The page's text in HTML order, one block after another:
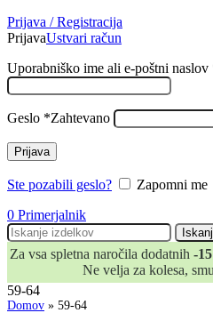
Prijava / Registracija
PrijavaUstvari račun
Uporabniško ime ali e-poštni naslov
Geslo *Zahtevano
Prijava
Ste pozabili geslo?
Zapomni me
0 Primerjalnik
Za vsa spletna naročila dodatnih -
Ne velja za kolesa,
59-64
Domov » 59-64